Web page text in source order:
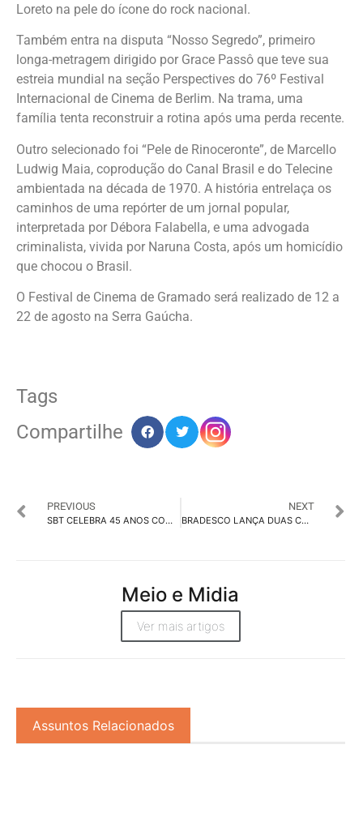
Loreto na pele do ícone do rock nacional.
Também entra na disputa “Nosso Segredo”, primeiro
longa-metragem dirigido por Grace Passô que teve sua
estreia mundial na seção Perspectives do 76º Festival
Internacional de Cinema de Berlim. Na trama, uma
família tenta reconstruir a rotina após uma perda recente.
Outro selecionado foi “Pele de Rinoceronte”, de Marcello
Ludwig Maia, coprodução do Canal Brasil e do Telecine
ambientada na década de 1970. A história entrelaça os
caminhos de uma repórter de um jornal popular,
interpretada por Débora Falabella, e uma advogada
criminalista, vivida por Naruna Costa, após um homicídio
que chocou o Brasil.
O Festival de Cinema de Gramado será realizado de 12 a
22 de agosto na Serra Gaúcha.
Tags
Compartilhe
PREVIOUS
SBT CELEBRA 45 ANOS COM PROGRAMAS ESPECIAIS E OPORTUNIDADE PARA MARCAS
NEXT
BRADESCO LANÇA DUAS CAMPANHAS COM MICHEL TELÓ ASSINADAS PELA ALMAPBBDO
Meio e Midia
Ver mais artigos
Assuntos Relacionados